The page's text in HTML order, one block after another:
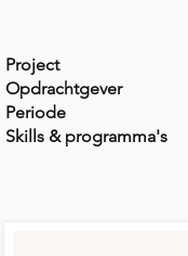
Project
Opdrachtgever
Periode
Skills & programma's